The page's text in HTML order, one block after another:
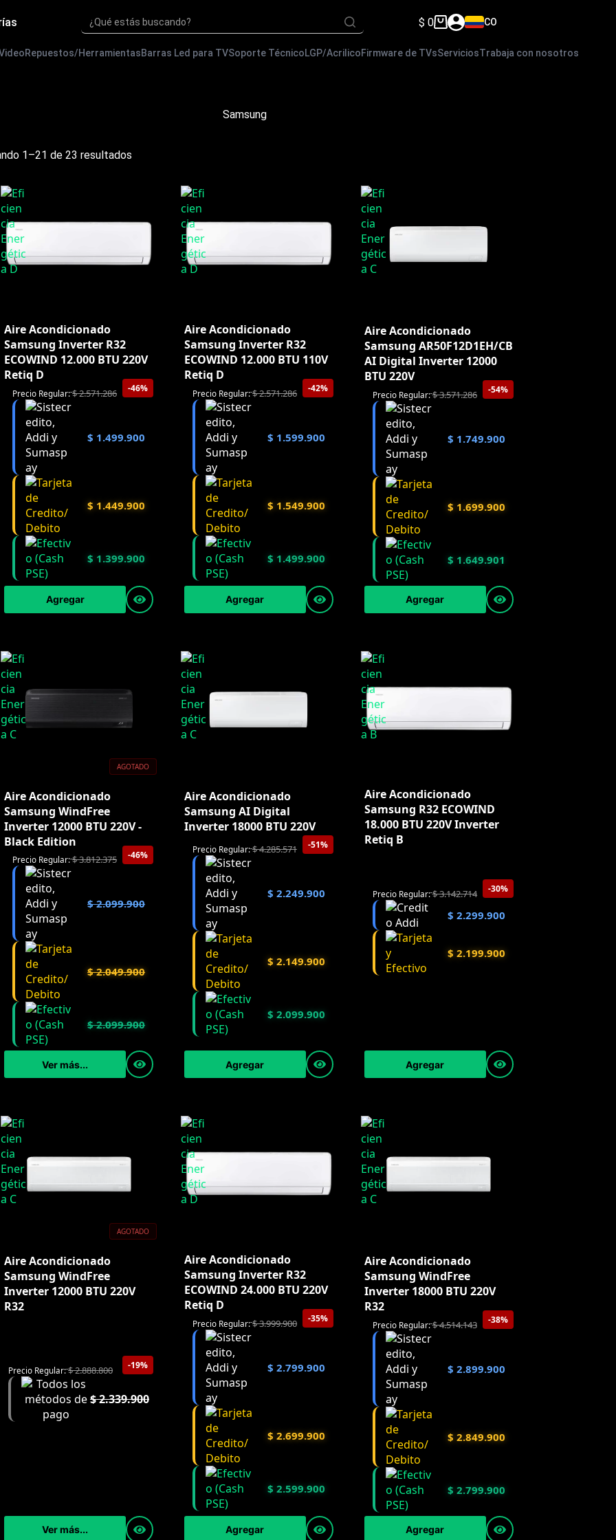
¿Qué estás buscando?
Carro
compra
$ 0 CO
Repuestos/HerramientasBarras Led para TVSoporte Técnico LGP/AcrilicoFirmware de TVsServiciosTrabaja con nosotros
Samsung
1–21 de 23 resultados
alto
Aire Acondicionado
Samsung Inverter R32
ECOWIND 12.000 BTU 220V
Retiq D
-46%
Precio Regular:$2.571.286
$ 1.499.900
$ 1.449.900
$ 1.399.900
Agregar
Aire Acondicionado
Samsung Inverter R32
ECOWIND 12.000 BTU 110V
Retiq D
-42%
Precio Regular:$2.571.286
$ 1.599.900
$ 1.549.900
$ 1.499.900
Agregar
Aire Acondicionado
Samsung AR50F12D1EH/CB
AI Digital Inverter 12000
BTU 220V
-54%
Precio Regular:$3.571.286
$ 1.749.900
$ 1.699.900
$ 1.649.901
Agregar
AGOTADO
Aire Acondicionado
Samsung WindFree
Inverter 12000 BTU 220V -
Black Edition
-46%
Precio Regular:$3.812.375
$2.099.900
$2.049.900
$2.099.900
Ver más...
Aire Acondicionado
Samsung AI Digital
Inverter 18000 BTU 220V
-51%
Precio Regular:$4.285.571
$ 2.249.900
$ 2.149.900
$ 2.099.900
Agregar
Aire Acondicionado
Samsung R32 ECOWIND
18.000 BTU 220V Inverter
Retiq B
-30%
Precio Regular:$3.142.714
$ 2.299.900
$ 2.199.900
Agregar
AGOTADO
Aire Acondicionado
Samsung WindFree
Inverter 12000 BTU 220V
R32
-19%
Precio Regular:$2.888.800
$2.339.900
Ver más...
Aire Acondicionado
Samsung Inverter R32
ECOWIND 24.000 BTU 220V
Retiq D
-35%
Precio Regular:$3.999.900
$ 2.799.900
$ 2.699.900
$ 2.599.900
Agregar
Aire Acondicionado
Samsung WindFree
Inverter 18000 BTU 220V
R32
-38%
Precio Regular:$4.514.143
$ 2.899.900
$ 2.849.900
$ 2.799.900
Agregar